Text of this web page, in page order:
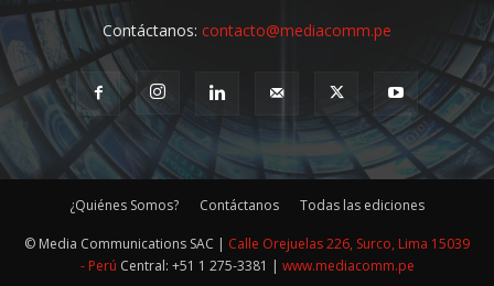
Contáctanos: contacto@mediacomm.pe
¿Quiénes Somos? Contáctanos Todas las ediciones
© Media Communications SAC | Calle Orejuelas 226, Surco, Lima 15039
- Perú Central: +51 1 275-3381 | www.mediacomm.pe